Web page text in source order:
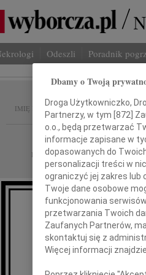
Odeszli Poradnik
IMIĘ I NAZWISKO: Maria
REGION: Gdańsk
DATA EMISJI: 28.02.2011
dr. inż.
Dbamy o Twoją
Droga Użytkowniczko,
Partnerzy, w tym [872]
o.o., będą przetwarzać
informacje zapisane w
dopasowanych do
personalizacji treści w
ograniczyć jej zakres lub
Twoje dane osobowe
funkcjonowania
przetwarzania Twoich
Zaufanych Partnerów,
skontaktuj się z
Więcej informacji